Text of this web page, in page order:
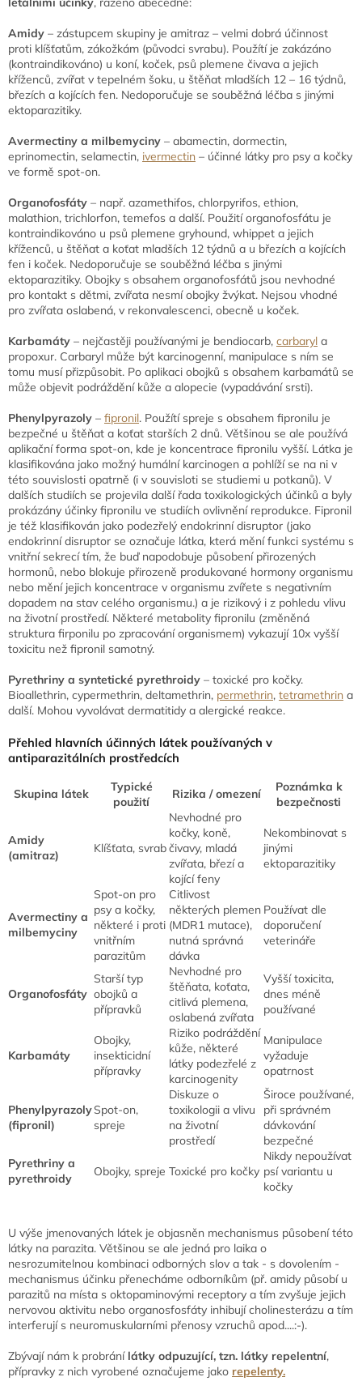
Amidy – zástupcem skupiny je amitraz – velmi dobrá účinnost
proti klíšťatům, zákožkám (původci svrabu). Použítí je zakázáno
(kontraindikováno) u koní, koček, psů plemene čivava a jejich
kříženců, zvířat v tepelném šoku, u štěňat mladších 12 – 16 týdnů,
březích a kojících fen. Nedoporučuje se souběžná léčba s jinými
ektoparazitiky.
Avermectiny a milbemyciny – abamectin, dormectin,
eprinomectin, selamectin, ivermectin – účinné látky pro psy a kočky
ve formě spot-on.
Organofosfáty – např. azamethifos, chlorpyrifos, ethion,
malathion, trichlorfon, temefos a další. Použití organofosfátu je
kontraindikováno u psů plemene gryhound, whippet a jejich
kříženců, u štěňat a koťat mladších 12 týdnů a u březích a kojících
fen i koček. Nedoporučuje se souběžná léčba s jinými
ektoparazitiky. Obojky s obsahem organofosfátů jsou nevhodné
pro kontakt s dětmi, zvířata nesmí obojky žvýkat. Nejsou vhodné
pro zvířata oslabená, v rekonvalescenci, obecně u koček.
Karbamáty – nejčastěji používanými je bendiocarb, carbaryl a
propoxur. Carbaryl může být karcinogenní, manipulace s ním se
tomu musí přizpůsobit. Po aplikaci obojků s obsahem karbamátů se
může objevit podráždění kůže a alopecie (vypadávání srsti).
Phenylpyrazoly – fipronil. Použítí spreje s obsahem fipronilu je
bezpečné u štěňat a koťat starších 2 dnů. Většinou se ale používá
aplikační forma spot-on, kde je koncentrace fipronilu vyšší. Látka je
klasifikována jako možný humální karcinogen a pohlíží se na ni v
této souvislosti opatrně (i v souvisloti se studiemi u potkanů). V
dalších studiích se projevila další řada toxikologických účinků a byly
prokázány účinky fipronilu ve studiích ovlivnění reprodukce. Fipronil
je též klasifikován jako podezřelý endokrinní disruptor (jako
endokrinní disruptor se označuje látka, která mění funkci systému s
vnitřní sekrecí tím, že buď napodobuje působení přirozených
hormonů, nebo blokuje přirozeně produkované hormony organismu
nebo mění jejich koncentrace v organismu zvířete s negativním
dopadem na stav celého organismu.) a je rizikový i z pohledu vlivu
na životní prostředí. Některé metabolity fipronilu (změněná
struktura firponilu po zpracování organismem) vykazují 10x vyšší
toxicitu než fipronil samotný.
Pyrethriny a syntetické pyrethroidy – toxické pro kočky.
Bioallethrin, cypermethrin, deltamethrin, permethrin, tetramethrin a
další. Mohou vyvolávat dermatitidy a alergické reakce.
Přehled hlavních účinných látek používaných v
antiparazitálních prostředcích
Skupina látek
Typické
použití
Rizika / omezení
Poznámka k
bezpečnosti
Amidy
(amitraz)
Klíšťata, svrab
Nevhodné pro
kočky, koně,
čivavy, mladá
zvířata, březí a
kojící feny
Nekombinovat s
jinými
ektoparazitiky
Avermectiny a
milbemyciny
Spot-on pro
psy a kočky,
některé i proti
vnitřním
parazitům
Citlivost
některých plemen
(MDR1 mutace),
nutná správná
dávka
Používat dle
doporučení
veterináře
Organofosfáty
Starší typ
obojků a
přípravků
Nevhodné pro
štěňata, koťata,
citlivá plemena,
oslabená zvířata
Vyšší toxicita,
dnes méně
používané
Karbamáty
Obojky,
insekticidní
přípravky
Riziko podráždění
kůže, některé
látky podezřelé z
karcinogenity
Manipulace
vyžaduje
opatrnost
Phenylpyrazoly
(fipronil)
Spot-on,
spreje
Diskuze o
toxikologii a vlivu
na životní
prostředí
Široce používané,
při správném
dávkování
bezpečné
Pyrethriny a
pyrethroidy
Obojky, spreje Toxické pro kočky
Nikdy nepoužívat
psí variantu u
kočky
U výše jmenovaných látek je objasněn mechanismus působení této
látky na parazita. Většinou se ale jedná pro laika o
nesrozumitelnou kombinaci odborných slov a tak - s dovolením -
mechanismus účinku přenecháme odborníkům (př. amidy působí u
parazitů na místa s oktopaminovými receptory a tím zvyšuje jejich
nervovou aktivitu nebo organosfosfáty inhibují cholinesterázu a tím
interferují s neuromuskularními přenosy vzruchů apod....:-).
Zbývají nám k probrání látky odpuzující, tzn. látky repelentní,
přípravky z nich vyrobené označujeme jako repelenty.